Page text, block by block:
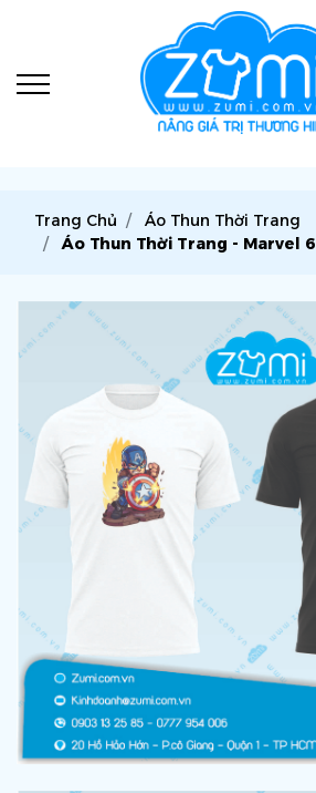
Trang Chủ
Áo Thun Thời Trang
Áo Thun Thời Trang - Marvel 6